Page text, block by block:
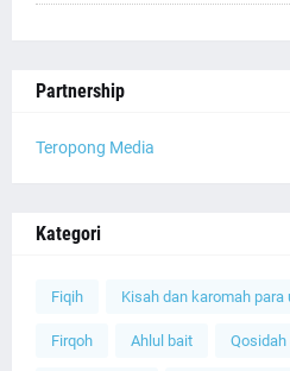
Partnership
Teropong Media
Kategori
Fiqih Kisah dan karomah para
Firqoh Ahlul bait